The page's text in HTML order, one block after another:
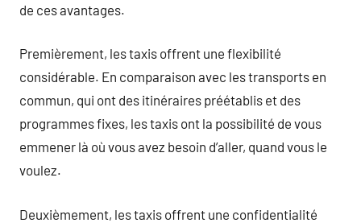
de ces avantages.
Premièrement, les taxis offrent une flexibilité
considérable. En comparaison avec les transports en
commun, qui ont des itinéraires préétablis et des
programmes fixes, les taxis ont la possibilité de vous
emmener là où vous avez besoin d’aller, quand vous le
voulez.
Deuxièmement, les taxis offrent une confidentialité